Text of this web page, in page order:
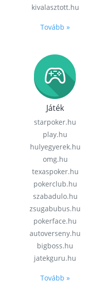
kivalasztott.hu
Tovább »
Játék
starpoker.hu
play.hu
hulyegyerek.hu
omg.hu
texaspoker.hu
pokerclub.hu
szabadulo.hu
zsugabubus.hu
pokerface.hu
autoverseny.hu
bigboss.hu
jatekguru.hu
Tovább »